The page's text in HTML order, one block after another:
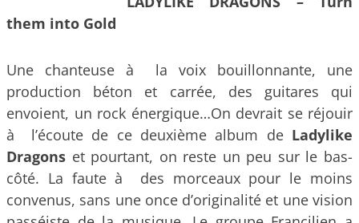
them into Gold
Une chanteuse à la voix bouillonnante, une
production béton et carrée, des guitares qui
envoient, un rock énergique…On devrait se réjouir
à l’écoute de ce deuxième album de Ladylike
Dragons et pourtant, on reste un peu sur le bas-
côté. La faute à des morceaux pour le moins
convenus, sans une once d’originalité et une vision